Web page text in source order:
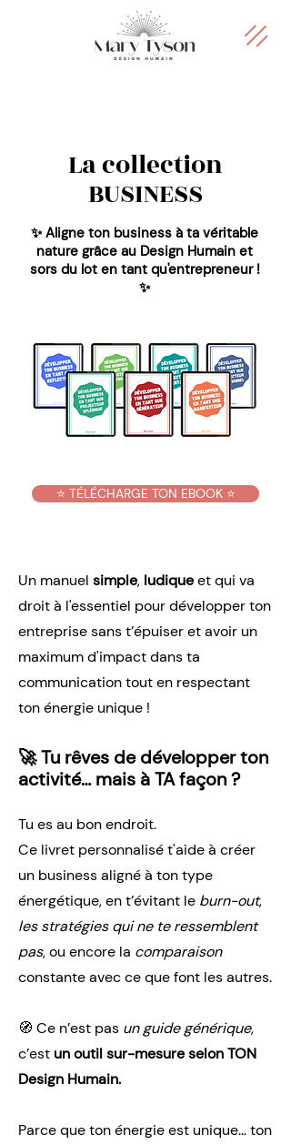
La collection
BUSINESS
✨ Aligne ton business à ta véritable
nature grâce au Design Humain et
sors du lot en tant qu'entrepreneur !
✨
⭐️ TÉLÉCHARGE TON EBOOK ⭐️
Un manuel simple, ludiqueet qui va
droit à l'essentiel pour développer ton
entreprise sans t’épuiser et avoir un
maximum d'impact dans ta
communication tout en respectant
ton énergie unique !
🚀 Tu rêves de développer ton
activité… mais à TA façon ?
Tu es au bon endroit.
Ce livret personnalisé t'aide à créer
un business aligné à ton type
énergétique, en t’évitant le burn-out,
les stratégies qui ne te ressemblent
pas, ou encore la comparaison
constante avec ce que font les autres.
🧭 Ce n’est pas un guide générique,
c’est un outil sur-mesure selon TON
Design Humain.
Parce que ton énergie est unique… ton